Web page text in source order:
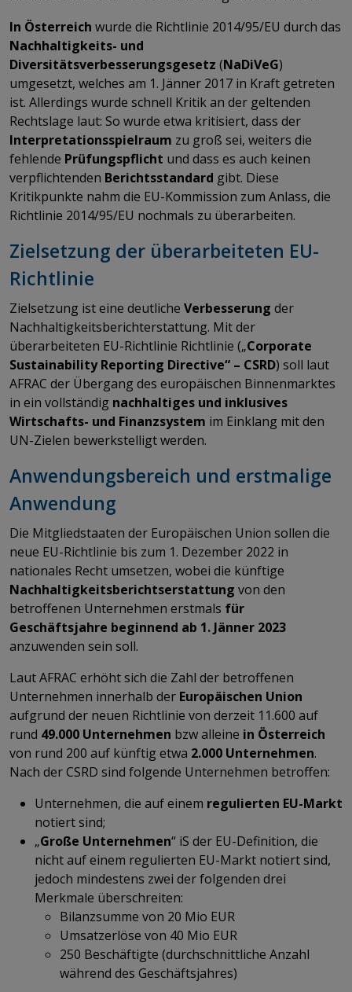
In Österreich wurde die Richtlinie 2014/95/EU durch das
Nachhaltigkeits- und
Diversitätsverbesserungsgesetz (NaDiVeG)
umgesetzt, welches am 1. Jänner 2017 in Kraft getreten
ist. Allerdings wurde schnell Kritik an der geltenden
Rechtslage laut: So wurde etwa kritisiert, dass der
Interpretationsspielraum zu groß sei, weiters die
fehlende Prüfungspflicht und dass es auch keinen
verpflichtenden Berichtsstandard gibt. Diese
Kritikpunkte nahm die EU-Kommission zum Anlass, die
Richtlinie 2014/95/EU nochmals zu überarbeiten.
Zielsetzung der überarbeiteten EU-
Richtlinie
Zielsetzung ist eine deutliche Verbesserung der
Nachhaltigkeitsberichterstattung. Mit der
überarbeiteten EU-Richtlinie Richtlinie („Corporate
Sustainability Reporting Directive“ – CSRD) soll laut
AFRAC der Übergang des europäischen Binnenmarktes
in ein vollständig nachhaltiges und inklusives
Wirtschafts- und Finanzsystem im Einklang mit den
UN-Zielen bewerkstelligt werden.
Anwendungsbereich und erstmalige
Anwendung
Die Mitgliedstaaten der Europäischen Union sollen die
neue EU-Richtlinie bis zum 1. Dezember 2022 in
nationales Recht umsetzen, wobei die künftige
Nachhaltigkeitsberichtserstattung von den
betroffenen Unternehmen erstmals für
Geschäftsjahre beginnend ab 1. Jänner 2023
anzuwenden sein soll.
Laut AFRAC erhöht sich die Zahl der betroffenen
Unternehmen innerhalb der Europäischen Union
aufgrund der neuen Richtlinie von derzeit 11.600 auf
rund 49.000 Unternehmen bzw alleine in Österreich
von rund 200 auf künftig etwa 2.000 Unternehmen.
Nach der CSRD sind folgende Unternehmen betroffen:
Unternehmen, die auf einem regulierten EU-Markt
notiert sind;
„Große Unternehmen“ iS der EU-Definition, die
nicht auf einem regulierten EU-Markt notiert sind,
jedoch mindestens zwei der folgenden drei
Merkmale überschreiten:
Bilanzsumme von 20 Mio EUR
Umsatzerlöse von 40 Mio EUR
250 Beschäftigte (durchschnittliche Anzahl
während des Geschäftsjahres)